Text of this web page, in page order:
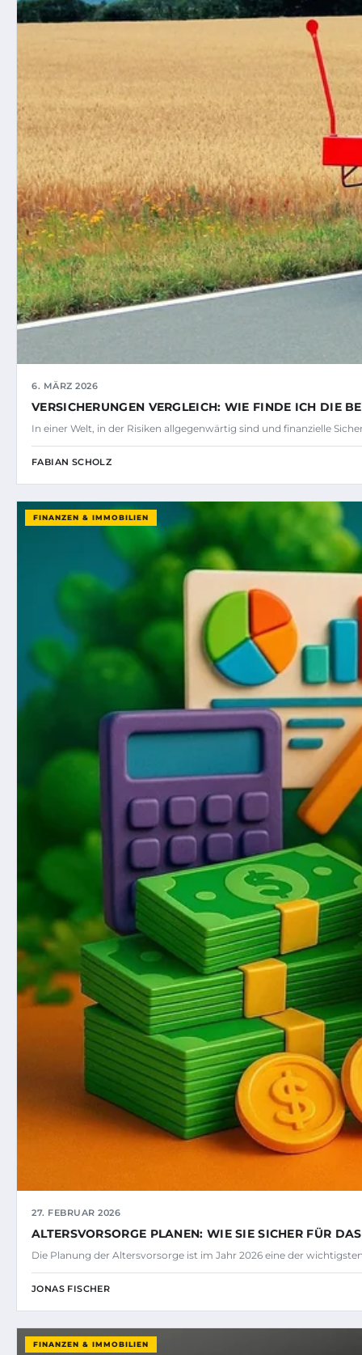
6. MÄRZ 2026
VERSICHERUNGEN VERGLEICH: WIE FINDE ICH DIE
In einer Welt, in der Risiken allgegenwärtig sind und finanzielle
FABIAN SCHOLZ
FINANZEN & IMMOBILIEN
27. FEBRUAR 2026
ALTERSVORSORGE PLANEN: WIE SIE SICHER FÜR
Die Planung der Altersvorsorge ist im Jahr 2026 eine der
JONAS FISCHER
FINANZEN & IMMOBILIEN